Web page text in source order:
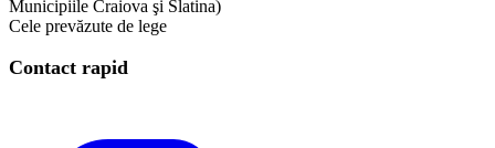
Municipiile Craiova şi Slatina)
Cele prevăzute de lege
Contact rapid